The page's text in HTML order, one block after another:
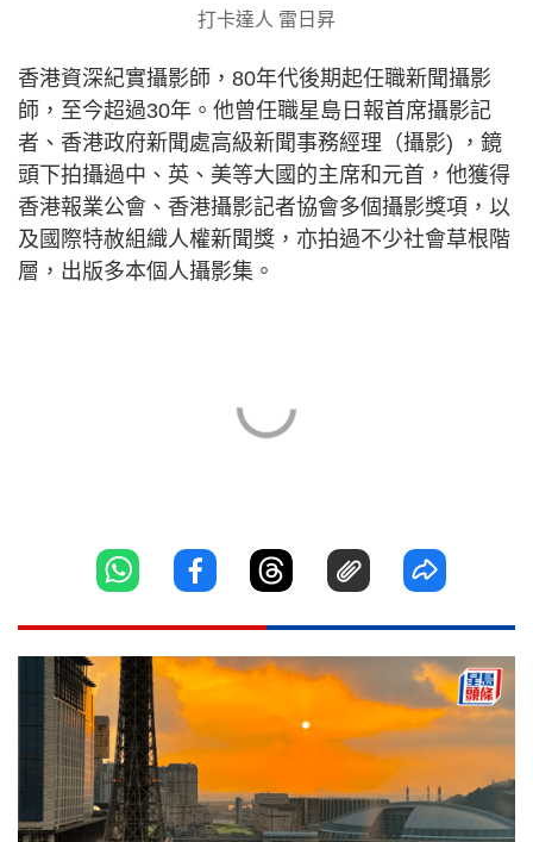
打卡達人 雷日昇
香港資深紀實攝影師，80年代後期起任職新聞攝影
師，至今超過30年。他曾任職星島日報首席攝影記
者、香港政府新聞處高級新聞事務經理（攝影) ，鏡
頭下拍攝過中、英、美等大國的主席和元首，他獲得
香港報業公會、香港攝影記者協會多個攝影獎項，以
及國際特赦組織人權新聞獎，亦拍過不少社會草根階
層，出版多本個人攝影集。